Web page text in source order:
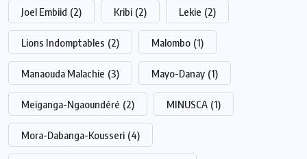
Joel Embiid (2) Kribi (2) Lekie (2)
Lions Indomptables (2) Malombo (1)
Manaouda Malachie (3) Mayo-Danay (1)
Meiganga-Ngaoundéré (2) MINUSCA (1)
Mora-Dabanga-Kousseri (4)